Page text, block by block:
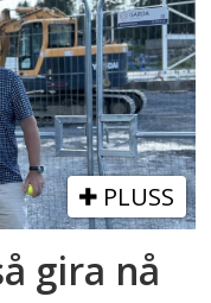
PLUSS
gira nå